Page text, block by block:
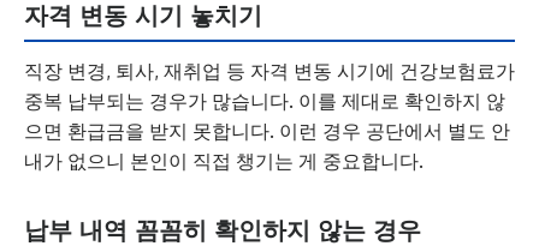
자격 변동 시기 놓치기
직장 변경, 퇴사, 재취업 등 자격 변동 시기에 건강보험료가
중복 납부되는 경우가 많습니다. 이를 제대로 확인하지 않
으면 환급금을 받지 못합니다. 이런 경우 공단에서 별도 안
내가 없으니 본인이 직접 챙기는 게 중요합니다.
납부 내역 꼼꼼히 확인하지 않는 경우